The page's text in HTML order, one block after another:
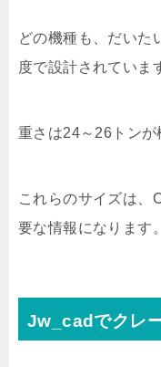
どの機種も、だいた
度で設計されていま
重さは24～26トンが
これらのサイズは、
要な情報になります。
Jw_cadでクレ